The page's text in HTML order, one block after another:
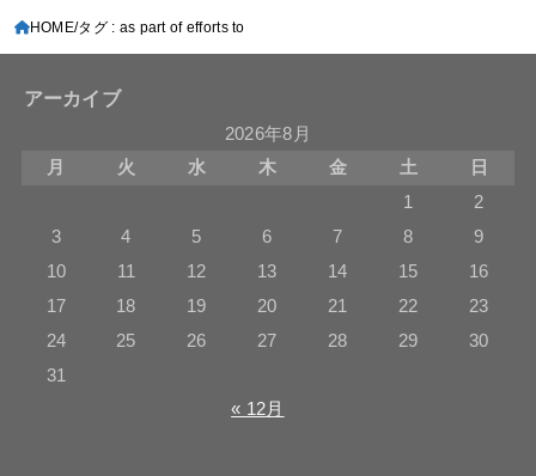
HOME タグ : as part of efforts to
アーカイブ
2026年8月
月
火 水 木 金 土
日
1
2
3
4 5 6 7 8
9
10
11 12 13 14 15
16
17
18 19 20 21 22
23
24
25 26 27 28 29
30
31
« 12月